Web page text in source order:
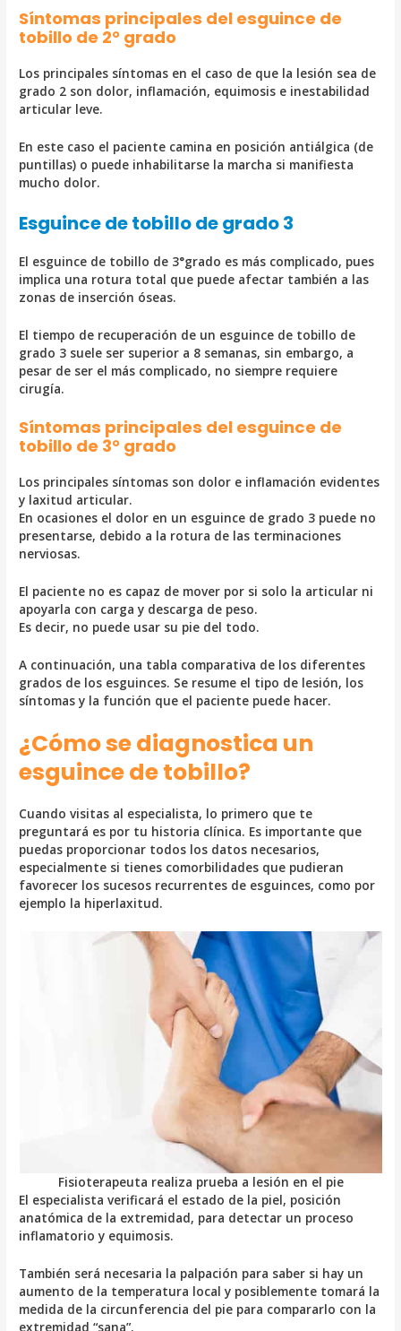
Síntomas principales del esguince de
tobillo de 2° grado
Los principales síntomas en el caso de que la lesión sea de
grado 2 son dolor, inflamación, equimosis e inestabilidad
articular leve.
En este caso el paciente camina en posición antiálgica (de
puntillas) o puede inhabilitarse la marcha si manifiesta
mucho dolor.
Esguince de tobillo de grado 3
El esguince de tobillo de 3°grado es más complicado, pues
implica una rotura total que puede afectar también a las
zonas de inserción óseas.
El tiempo de recuperación de un esguince de tobillo de
grado 3 suele ser superior a 8 semanas, sin embargo, a
pesar de ser el más complicado, no siempre requiere
cirugía.
Síntomas principales del esguince de
tobillo de 3° grado
Los principales síntomas son dolor e inflamación evidentes
y laxitud articular.
En ocasiones el dolor en un esguince de grado 3 puede no
presentarse, debido a la rotura de las terminaciones
nerviosas.
El paciente no es capaz de mover por si solo la articular ni
apoyarla con carga y descarga de peso.
Es decir, no puede usar su pie del todo.
A continuación, una tabla comparativa de los diferentes
grados de los esguinces. Se resume el tipo de lesión, los
síntomas y la función que el paciente puede hacer.
¿Cómo se diagnostica un
esguince de tobillo?
Cuando visitas al especialista, lo primero que te
preguntará es por tu historia clínica. Es importante que
puedas proporcionar todos los datos necesarios,
especialmente si tienes comorbilidades que pudieran
favorecer los sucesos recurrentes de esguinces, como por
ejemplo la hiperlaxitud.
Fisioterapeuta realiza prueba a lesión en el pie
El especialista verificará el estado de la piel, posición
anatómica de la extremidad, para detectar un proceso
inflamatorio y equimosis.
También será necesaria la palpación para saber si hay un
aumento de la temperatura local y posiblemente tomará la
medida de la circunferencia del pie para compararlo con la
extremidad “sana”.